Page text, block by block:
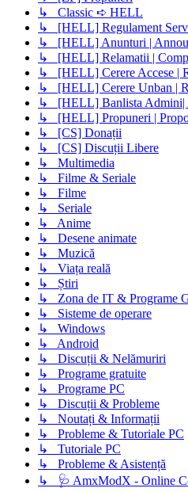
↳ Classic ➪ HELL
↳ [HELL] Regulament
↳ [HELL] Anunturi |
↳ [HELL] Relamatii |
↳ [HELL] Cerere Accese |
↳ [HELL] Cerere Unban |
↳ [HELL] Banlista Admini|
↳ [HELL] Propuneri |
↳ [CS] Donații
↳ [CS] Discuții Libere
↳ Multimedia
↳ Filme & Seriale
↳ Filme
↳ Seriale
↳ Anime
↳ Desene animate
↳ Muzică
↳ Viața reală
↳ Știri
↳ Zona de IT & Programe
↳ Sisteme de operare
↳ Windows
↳ Android
↳ Discuții & Nelămuriri
↳ Programe gratuite
↳ Programe PC
↳ Discuții & Probleme
↳ Noutați & Informații
↳ Probleme & Tutoriale PC
↳ Tutoriale PC
↳ Probleme & Asistență
↳ 🩺 AmxModX - Online